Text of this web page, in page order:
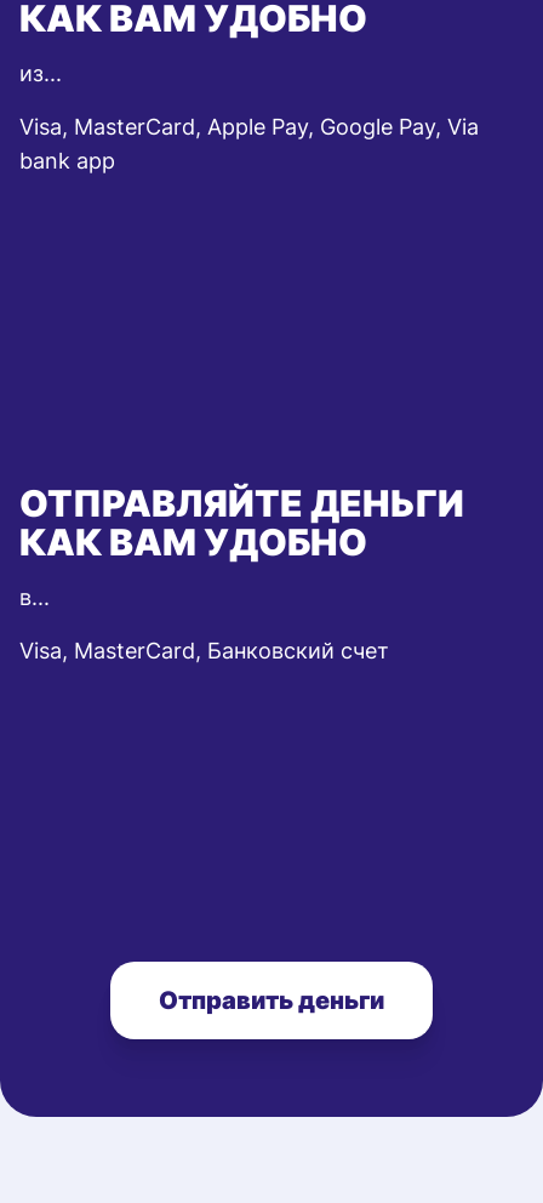
КАК ВАМ УДОБНО
из...
Visa, MasterCard, Apple Pay, Google Pay, Via
bank app
ОТПРАВЛЯЙТЕ ДЕНЬГИ
КАК ВАМ УДОБНО
в...
Visa, MasterCard, Банковский счет
Отправить деньги